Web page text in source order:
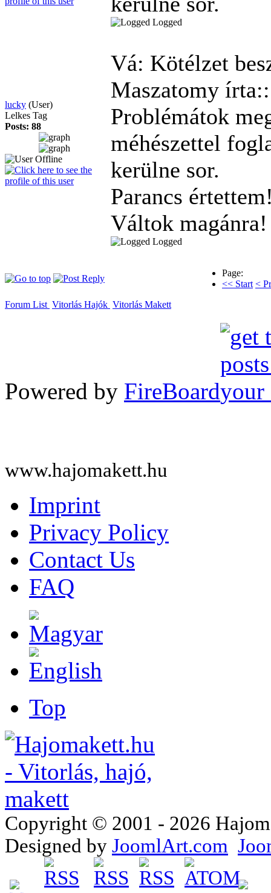
Logged
lucky (User)
Lelkes Tag
Posts: 88
Vá: Kötélzet
Maszatomy írta::
Problémátok
méhészettel
kerülne sor.
Parancs
Váltok
Logged
Page:
<< Start <
Forum List Vitorlás Hajók Vitorlás Makett
Powered by FireBoard
www.hajomakett.hu
Imprint
Privacy Policy
Contact Us
FAQ
Top
Copyright © 2001 - 2026
Designed by JoomlArt.com